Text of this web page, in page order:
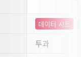
데이터 시트
투과